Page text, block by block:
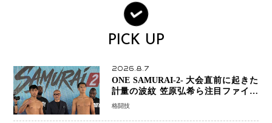
PICK UP
2026.8.7
ONE SAMURAI-2- 大会直前に起きた
計量の波紋 笠原弘希ら注目ファイタ
ーは契約体重で決戦へ、山本歩夢と平
格闘技